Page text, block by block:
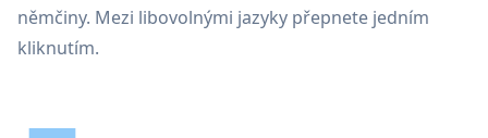
němčiny. Mezi libovolnými jazyky přepnete jedním
kliknutím.